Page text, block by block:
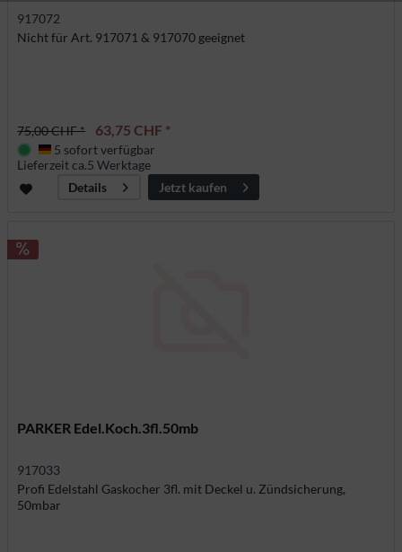
917072
Nicht für Art. 917071 & 917070 geeignet
75,00 CHF * 63,75 CHF *
Deutschland
5 sofort verfügbar
Lieferzeit ca.5 Werktage
Details
Jetzt kaufen
PARKER Edel.Koch.3fl.50mb
917033
Profi Edelstahl Gaskocher 3fl. mit Deckel u. Zündsicherung,
50mbar
Tracking